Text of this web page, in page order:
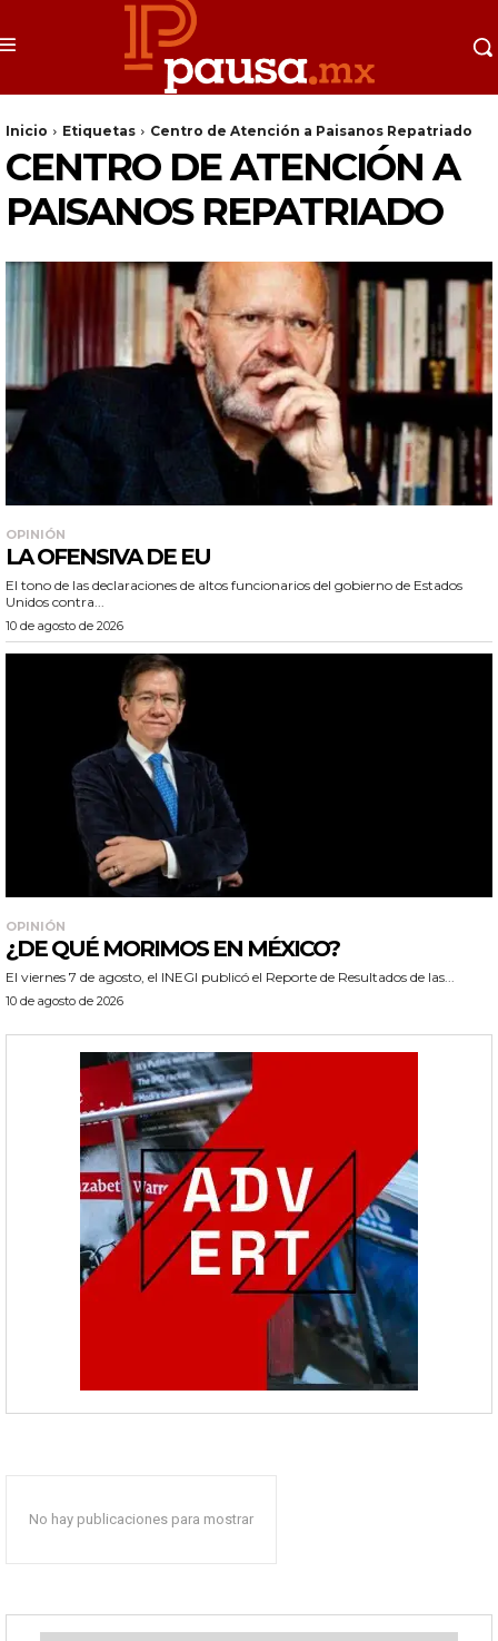
Inicio Etiquetas Centro de Atención a Paisanos Repatriado
CENTRO DE ATENCIÓN A
PAISANOS REPATRIADO
OPINIÓN
LA OFENSIVA DE EU
El tono de las declaraciones de altos funcionarios del gobierno de Estados
Unidos contra...
10 de agosto de 2026
OPINIÓN
¿DE QUÉ MORIMOS EN MÉXICO?
El viernes 7 de agosto, el INEGI publicó el Reporte de Resultados de las...
10 de agosto de 2026
No hay publicaciones para mostrar